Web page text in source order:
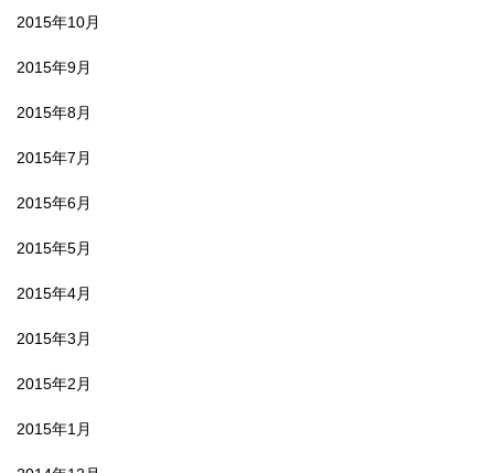
2015年10月
2015年9月
2015年8月
2015年7月
2015年6月
2015年5月
2015年4月
2015年3月
2015年2月
2015年1月